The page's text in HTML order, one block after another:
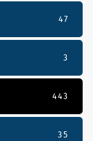
47
3
443
35